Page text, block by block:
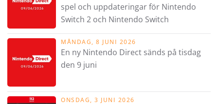
spel och uppdateringar för Nintendo
Switch 2 och Nintendo Switch
MÅNDAG, 8 JUNI 2026
En ny Nintendo Direct sänds på tisdag
den 9 juni
ONSDAG, 3 JUNI 2026